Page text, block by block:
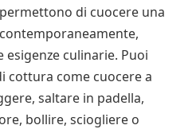
di cuocere una
culinarie. Puoi
cottura come cuocere a
saltare in padella,
bollire, sciogliere o